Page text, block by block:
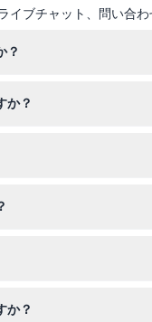
ブチャット、問い合
？
か？
か？